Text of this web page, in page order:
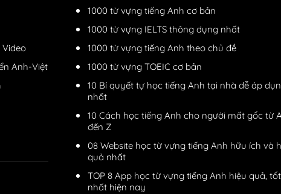
Video
Anh-Việt
1000 từ vựng tiếng Anh cơ bản
1000 từ vựng IELTS thông dụng nhất
1000 từ vựng tiếng Anh theo chủ đề
1000 từ vựng TOEIC cơ bản
10 Bí quyết tự học tiếng Anh tại nhà dễ áp
nhất
10 Cách học tiếng Anh cho người mất gốc từ
đến Z
08 Website học từ vựng tiếng Anh hữu ích và
quả nhất
TOP 8 App học từ vựng tiếng Anh hiệu quả, tốt
nhất hiện nay